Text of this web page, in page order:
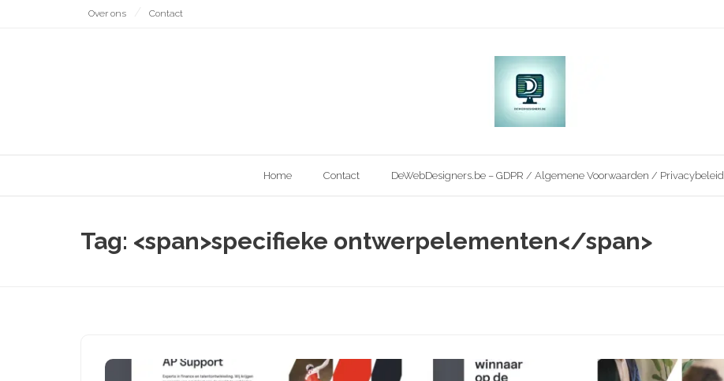
Over ons Contact
Home Contact DeWebDesigners.be – GDPR / Algemene Voorwaarden / Privacybeleid
Tag: <span>specifieke ontwerpelementen</span>